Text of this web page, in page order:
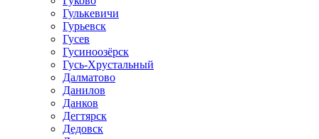
Гулькевичи
Гурьевск
Гусев
Гусиноозёрск
Гусь-Хрустальный
Далматово
Данилов
Данков
Дегтярск
Дедовск